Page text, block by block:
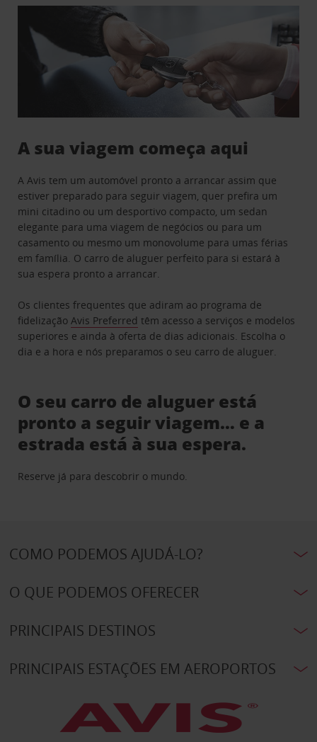
A sua viagem começa aqui
A Avis tem um automóvel pronto a arrancar assim que
estiver preparado para seguir viagem, quer prefira um
mini citadino ou um desportivo compacto, um sedan
elegante para uma viagem de negócios ou para um
casamento ou mesmo um monovolume para umas férias
em família. O carro de aluguer perfeito para si estará à
sua espera pronto a arrancar.
Os clientes frequentes que adiram ao programa de
fidelizaçãoAvis Preferred têm acesso a serviços e modelos
superiores e ainda à oferta de dias adicionais. Escolha o
dia e a hora e nós preparamos o seu carro de aluguer.
O seu carro de aluguer está
pronto a seguir viagem… e a
estrada está à sua espera.
Reserve já para descobrir o mundo.
COMO PODEMOS AJUDÁ-LO?
O QUE PODEMOS OFERECER
PRINCIPAIS DESTINOS
PRINCIPAIS ESTAÇÕES EM AEROPORTOS